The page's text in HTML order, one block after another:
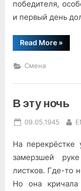
победителя,
и первый день
Read More“Мечта
стала
»
Смена
В эту ночь
Posted
09.05.1945
На
замерзшей
листков. Где-то
Но она